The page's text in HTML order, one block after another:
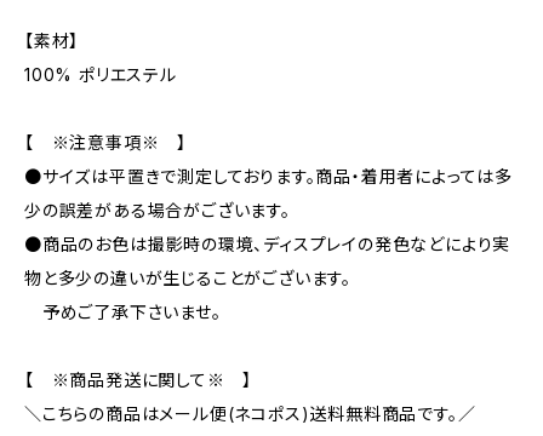
【素材】
100% ポリエステル
【 ※注意事項※ 】
●サイズは平置きで測定しております。商品・着用者によっては多
少の誤差がある場合がございます。
●商品のお色は撮影時の環境、ディスプレイの発色などにより実
物と多少の違いが生じることがございます。
予めご了承下さいませ。
【 ※商品発送に関して※ 】
＼こちらの商品はメール便(ネコポス)送料無料商品です。／